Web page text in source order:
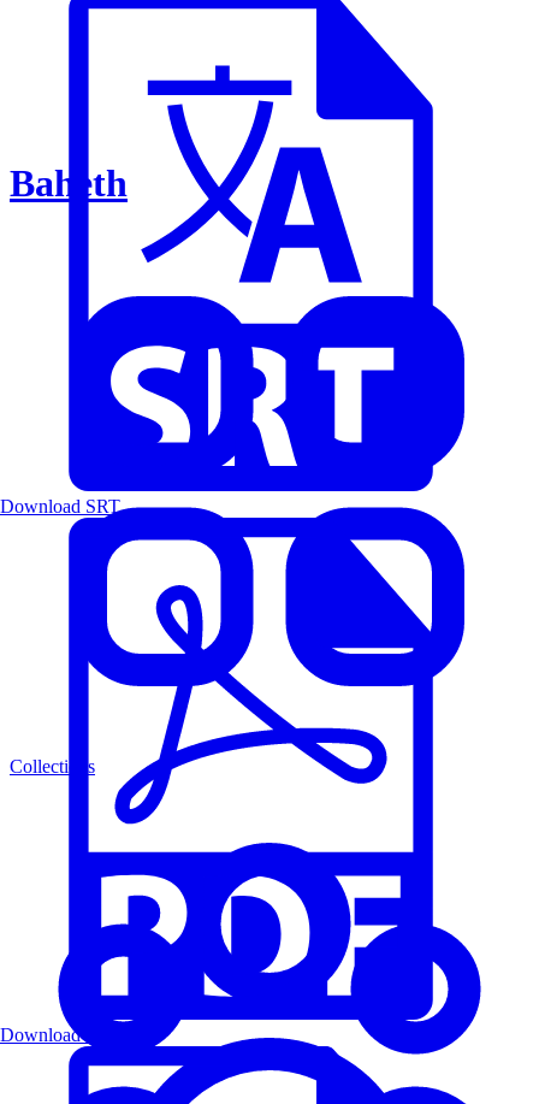
Baheth
Collections
Download SRT
Download PDF